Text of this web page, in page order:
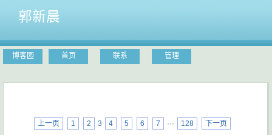
郭新晨
博客园 首页 联系 管理
上一页 1 2 3 4 5 6 7 ··· 128 下一页